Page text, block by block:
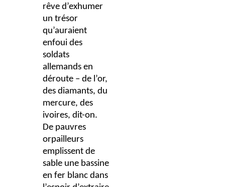
rêve d’exhumer
un trésor
qu’auraient
enfoui des
soldats
allemands en
déroute – de l’or,
des diamants, du
mercure, des
ivoires, dit-on.
De pauvres
orpailleurs
emplissent de
sable une bassine
en fer blanc dans